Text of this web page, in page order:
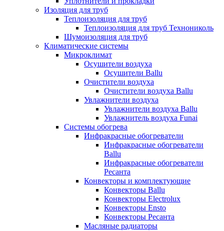
Изоляция для труб
Теплоизоляция для труб
Теплоизоляция для труб Технониколь
Шумоизоляция для труб
Климатические системы
Микроклимат
Осушители воздуха
Осушители Ballu
Очистители воздуха
Очистители воздуха Ballu
Увлажнители воздуха
Увлажнители воздуха Ballu
Увлажнитель воздуха Funai
Системы обогрева
Инфракрасные обогреватели
Инфракрасные обогреватели
Ballu
Инфракрасные обогреватели
Ресанта
Конвекторы и комплектующие
Конвекторы Ballu
Конвекторы Electrolux
Конвекторы Ensto
Конвекторы Ресанта
Масляные радиаторы